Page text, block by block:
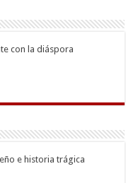
con la diáspora
e historia trágica